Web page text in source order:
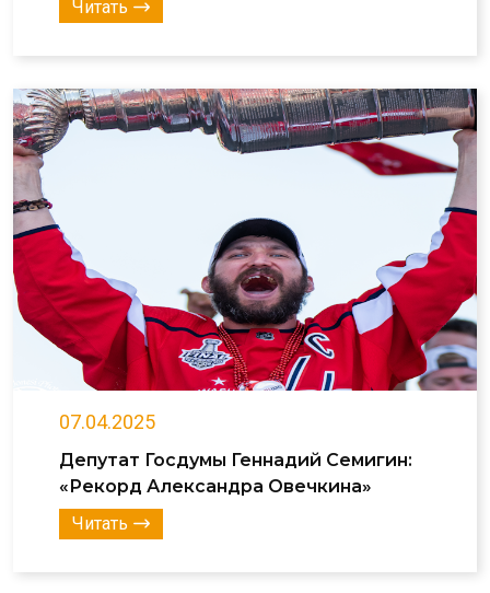
Читать
07.04.2025
Депутат Госдумы Геннадий Семигин:
«Рекорд Александра Овечкина»
Читать